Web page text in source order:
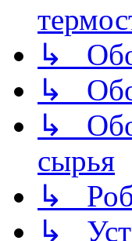
↳
↳
↳
сырья
↳
↳